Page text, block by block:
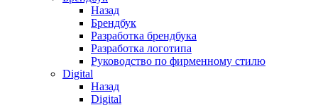
Назад
Брендбук
Разработка брендбука
Разработка логотипа
Руководство по фирменному стилю
Digital
Назад
Digital